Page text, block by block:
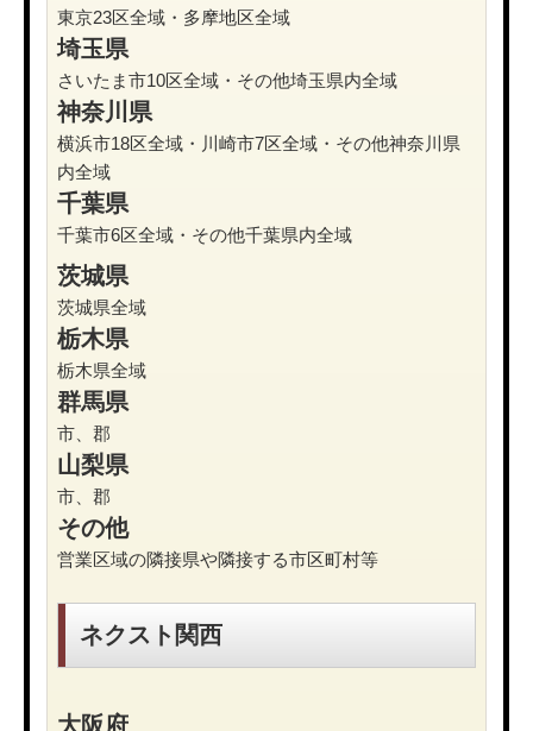
東京23区全域・多摩地区全域
埼玉県
さいたま市10区全域・その他埼玉県内全域
神奈川県
横浜市18区全域・川崎市7区全域・その他神奈川県
内全域
千葉県
千葉市6区全域・その他千葉県内全域
茨城県
茨城県全域
栃木県
栃木県全域
群馬県
市、郡
山梨県
市、郡
その他
営業区域の隣接県や隣接する市区町村等
ネクスト関西
大阪府